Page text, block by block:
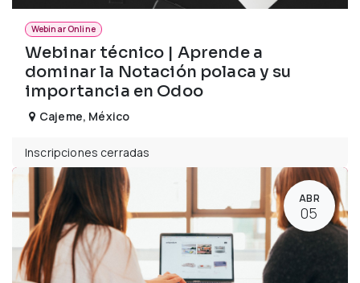
Webinar Online
Webinar técnico | Aprende a
dominar la Notación polaca y su
importancia en Odoo
Cajeme, México
Inscripciones cerradas
ABR
05